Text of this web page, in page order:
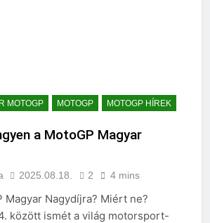
MOTOGP MOTOGP MOTOGP HÍREK
a MotoGP Magyar
2025.08.18. 2 4 mins
Magyar Nagydíjra? Miért ne?
között ismét a világ motorsport-